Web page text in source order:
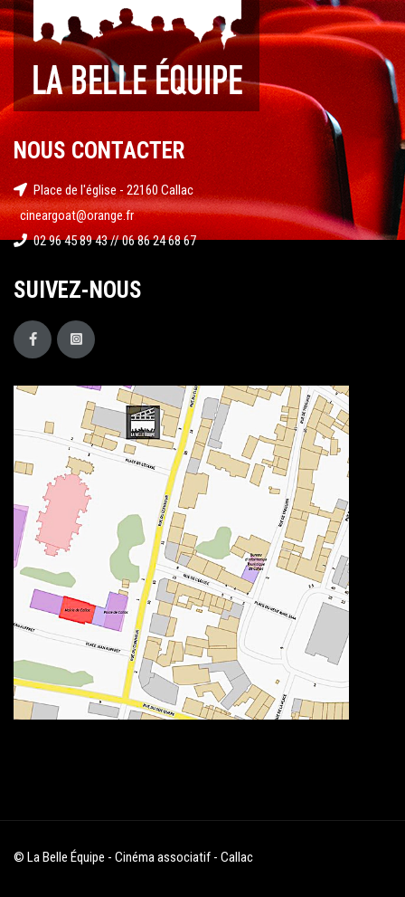
NOUS CONTACTER
Place de l'église - 22160 Callac
cineargoat@orange.fr
02 96 45 89 43 // 06 86 24 68 67
SUIVEZ-NOUS
© La Belle Équipe - Cinéma associatif - Callac